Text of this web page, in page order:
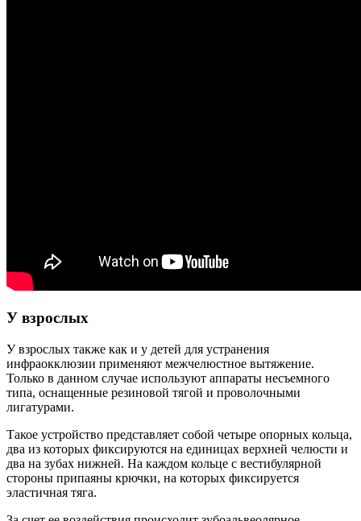
У взрослых
У взрослых также как и у детей для устранения
инфраокклюзии применяют межчелюстное вытяжение.
Только в данном случае используют аппараты несъемного
типа, оснащенные резиновой тягой и проволочными
лигатурами.
Такое устройство представляет собой четыре опорных кольца,
два из которых фиксируются на единицах верхней челюсти и
два на зубах нижней. На каждом кольце с вестибулярной
стороны припаяны крючки, на которых фиксируется
эластичная тяга.